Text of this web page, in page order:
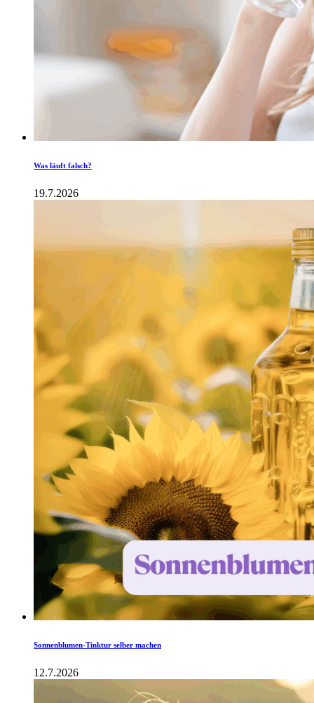
Was läuft falsch?
19.7.2026
Sonnenblumen-Tinktur selber machen
12.7.2026